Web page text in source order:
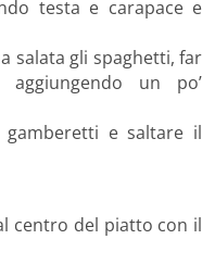
testa e carapace e
salata gli spaghetti, far
un po’
e saltare il
centro del piatto con il